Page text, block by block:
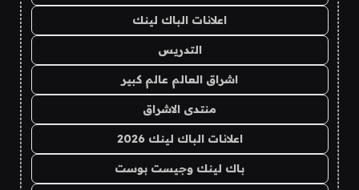
اعلانات الباك لينك
التدريس
اشراق العالم عالم كبير
منتدى الاشراق
اعلانات الباك لينك 2026
باك لينك وجيست بوست